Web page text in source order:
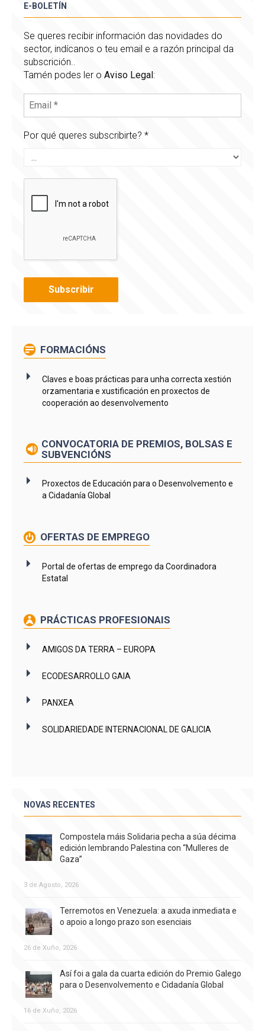
E-BOLETÍN
Se queres recibir información das novidades do
sector, indícanos o teu email e a razón principal da
subscrición..
Tamén podes ler o Aviso Legal:
Por qué queres subscribirte? *
FORMACIÓNS
Claves e boas prácticas para unha correcta xestión
orzamentaria e xustificación en proxectos de
cooperación ao desenvolvemento
CONVOCATORIA DE PREMIOS, BOLSAS E
SUBVENCIÓNS
Proxectos de Educación para o Desenvolvemento e
a Cidadanía Global
OFERTAS DE EMPREGO
Portal de ofertas de emprego da Coordinadora
Estatal
PRÁCTICAS PROFESIONAIS
AMIGOS DA TERRA – EUROPA
ECODESARROLLO GAIA
PANXEA
SOLIDARIEDADE INTERNACIONAL DE GALICIA
NOVAS RECENTES
Compostela máis Solidaria pecha a súa décima
edición lembrando Palestina con “Mulleres de
Gaza”
3 de Agosto, 2026
Terremotos en Venezuela: a axuda inmediata e
o apoio a longo prazo son esenciais
26 de Xuño, 2026
Así foi a gala da cuarta edición do Premio Galego
para o Desenvolvemento e Cidadanía Global
16 de Xuño, 2026